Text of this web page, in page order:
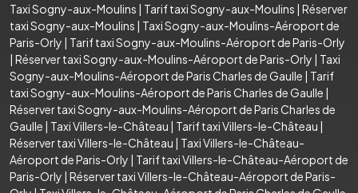
Taxi Sogny-aux-Moulins | Tarif taxi Sogny-aux-Moulins | Réserver
taxi Sogny-aux-Moulins | Taxi Sogny-aux-Moulins-Aéroport de
Paris-Orly | Tarif taxi Sogny-aux-Moulins-Aéroport de Paris-Orly
| Réserver taxi Sogny-aux-Moulins-Aéroport de Paris-Orly | Taxi
Sogny-aux-Moulins-Aéroport de Paris Charles de Gaulle | Tarif
taxi Sogny-aux-Moulins-Aéroport de Paris Charles de Gaulle |
Réserver taxi Sogny-aux-Moulins-Aéroport de Paris Charles de
Gaulle | Taxi Villers-le-Château | Tarif taxi Villers-le-Château |
Réserver taxi Villers-le-Château | Taxi Villers-le-Château-
Aéroport de Paris-Orly | Tarif taxi Villers-le-Château-Aéroport de
Paris-Orly | Réserver taxi Villers-le-Château-Aéroport de Paris-